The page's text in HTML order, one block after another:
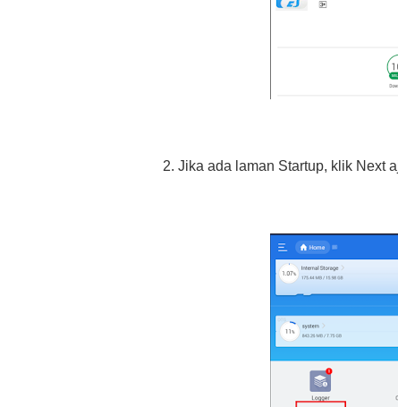
2. Jika ada laman Startup, klik Next